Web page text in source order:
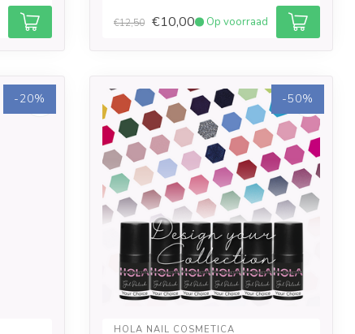
€12,50 €10,00 Op voorraad
-20% -50%
HOLA NAIL COSMETICA